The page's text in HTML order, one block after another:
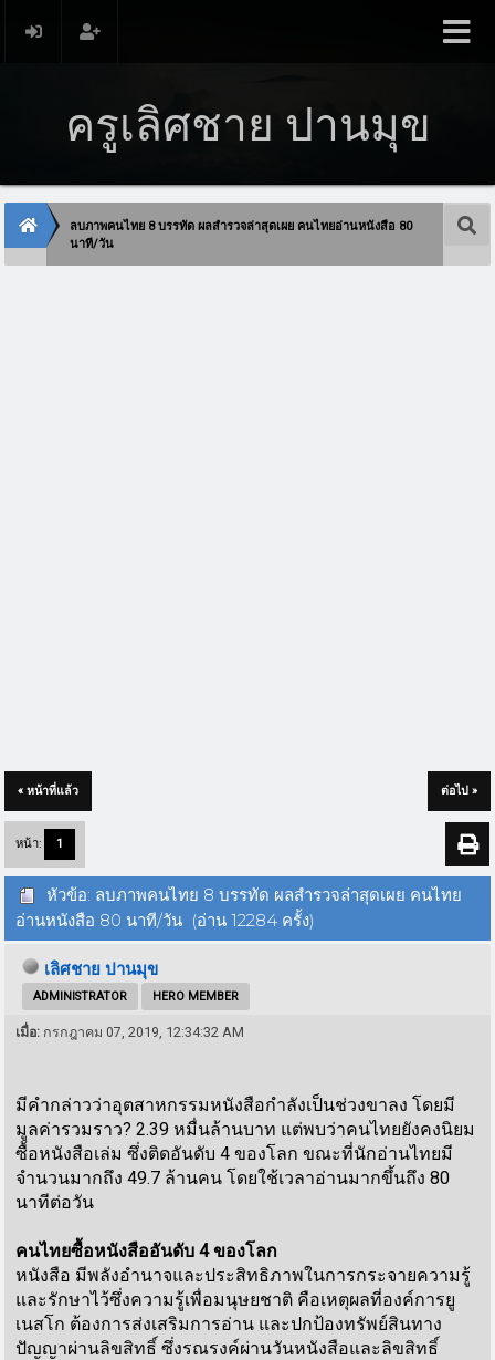
ครูเลิศชาย ปานมุข
ลบภาพคนไทย 8 บรรทัด ผลสำรวจล่าสุดเผย คนไทยอ่านหนังสือ 80
นาที/วัน
« หน้าที่แล้ว ต่อไป »
หน้า: 1
หัวข้อ: ลบภาพคนไทย 8 บรรทัด ผลสำรวจล่าสุดเผย คนไทย
อ่านหนังสือ 80 นาที/วัน (อ่าน 12284 ครั้ง)
เลิศชาย ปานมุข
ADMINISTRATOR HERO MEMBER
เมื่อ: กรกฎาคม 07, 2019, 12:34:32 AM
มีคำกล่าวว่าอุตสาหกรรมหนังสือกำลังเป็นช่วงขาลง โดยมี
มูลค่ารวมราว? 2.39 หมื่นล้านบาท แต่พบว่าคนไทยยังคงนิยม
ซื้อหนังสือเล่ม ซึ่งติดอันดับ 4 ของโลก ขณะที่นักอ่านไทยมี
จำนวนมากถึง 49.7 ล้านคน โดยใช้เวลาอ่านมากขึ้นถึง 80
นาทีต่อวัน
คนไทยซื้อหนังสืออันดับ 4 ของโลก
หนังสือ มีพลังอำนาจและประสิทธิภาพในการกระจายความรู้
และรักษาไว้ซึ่งความรู้เพื่อมนุษยชาติ คือเหตุผลที่องค์การยู
เนสโก ต้องการส่งเสริมการอ่าน และปกป้องทรัพย์สินทาง
ปัญญาผ่านลิขสิทธิ์ ซึ่งรณรงค์ผ่านวันหนังสือและลิขสิทธิ์